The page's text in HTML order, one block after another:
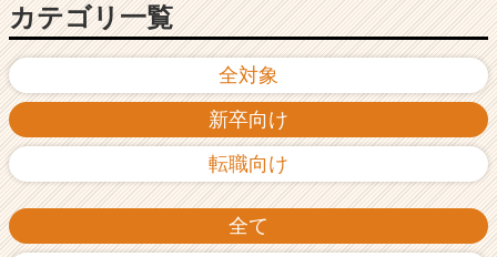
全対象
新卒向け
転職向け
全て
カテゴリ一覧